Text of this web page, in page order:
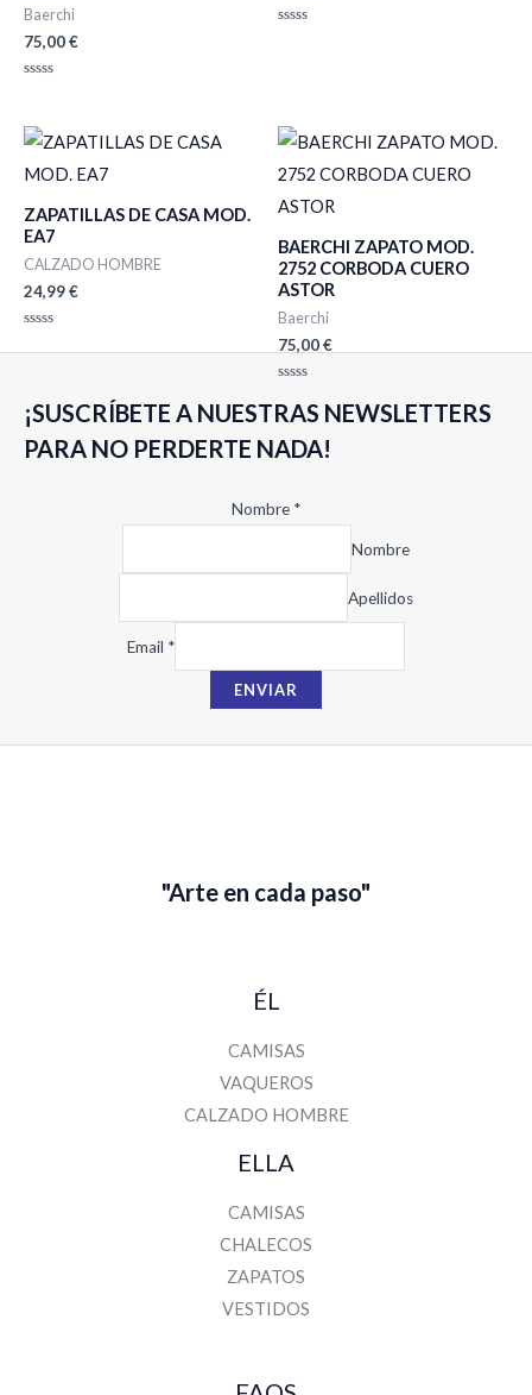
Baerchi
75,00€
de
5
ZAPATILLAS DE CASA MOD.
EA7
CALZADO HOMBRE
24,99€
con
BAERCHI ZAPATO MOD.
2752 CORBODA CUERO
ASTOR
Baerchi
75,00€
con
0
5
¡SUSCRÍBETE A NUESTRAS NEWSLETTERS
PARA NO PERDERTE NADA!
Nombre *
Nombre
Apellidos
o
m
i
Email *
ENVIAR
"Arte en cada paso"
ÉL
CAMISAS
VAQUEROS
CALZADO HOMBRE
ELLA
CAMISAS
CHALECOS
ZAPATOS
VESTIDOS